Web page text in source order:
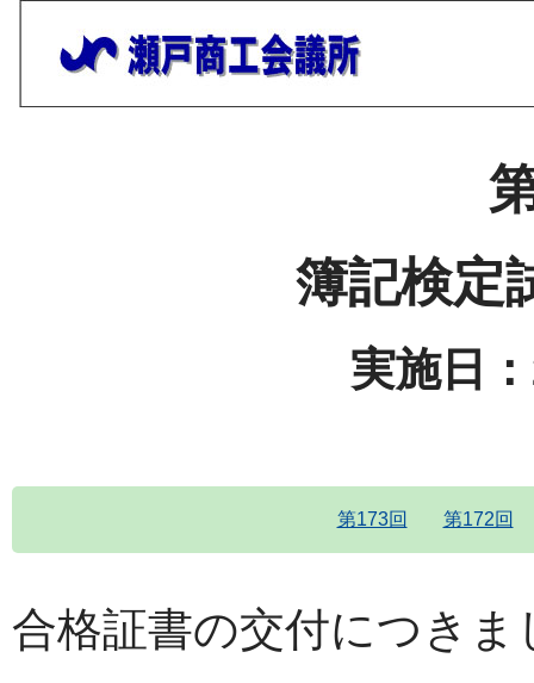
簿記検定
実施日
第173回 第172回
合格証書の交付につきま